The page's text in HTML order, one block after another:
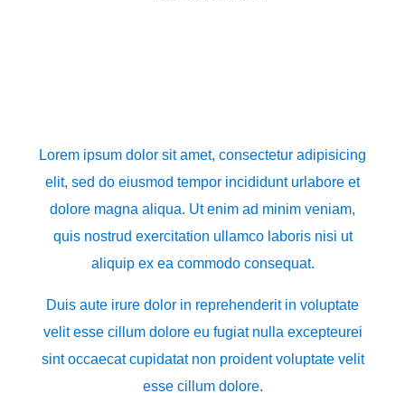
Lorem ipsum dolor sit amet, consectetur adipisicing
elit, sed do eiusmod tempor incididunt urlabore et
dolore magna aliqua. Ut enim ad minim veniam,
quis nostrud exercitation ullamco laboris nisi ut
aliquip ex ea commodo consequat.
Duis aute irure dolor in reprehenderit in voluptate
velit esse cillum dolore eu fugiat nulla excepteurei
sint occaecat cupidatat non proident voluptate velit
esse cillum dolore.